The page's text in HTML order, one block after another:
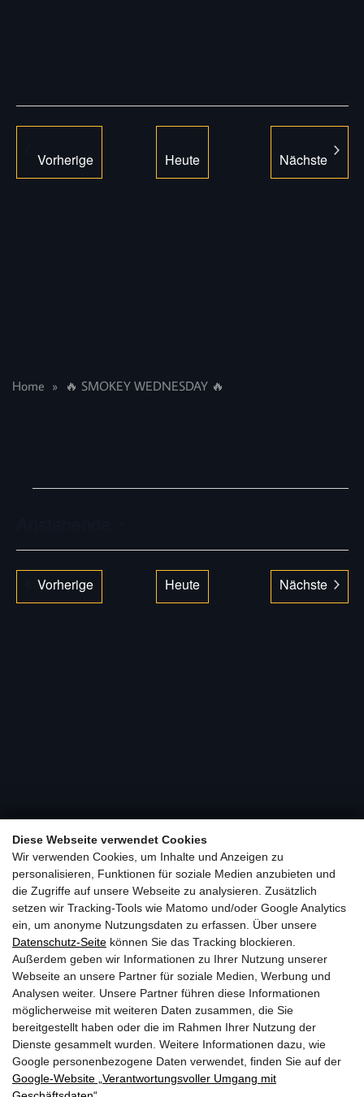
Diese Webseite verwendet Cookies
Wir verwenden Cookies, um Inhalte und Anzeigen zu
personalisieren, Funktionen für soziale Medien anzubieten und
die Zugriffe auf unsere Webseite zu analysieren. Zusätzlich
setzen wir Tracking-Tools wie Matomo und/oder Google Analytics
ein, um anonyme Nutzungsdaten zu erfassen. Über unsere
Datenschutz-Seite können Sie das Tracking blockieren.
Außerdem geben wir Informationen zu Ihrer Nutzung unserer
Webseite an unsere Partner für soziale Medien, Werbung und
Analysen weiter. Unsere Partner führen diese Informationen
möglicherweise mit weiteren Daten zusammen, die Sie
bereitgestellt haben oder die im Rahmen Ihrer Nutzung der
Dienste gesammelt wurden. Weitere Informationen dazu, wie
Google personenbezogene Daten verwendet, finden Sie auf der
Google‑Website „Verantwortungsvoller Umgang mit
VorherigeVeranstaltungen
Heute
Nächste
Home 🔥 SMOKEY WEDNESDAY 🔥
Datum
VorherigeVeranstaltungen
Heute
Nächste
Gasthof BERGLIFT GmbH | Bundesstraße 252 | A-5630